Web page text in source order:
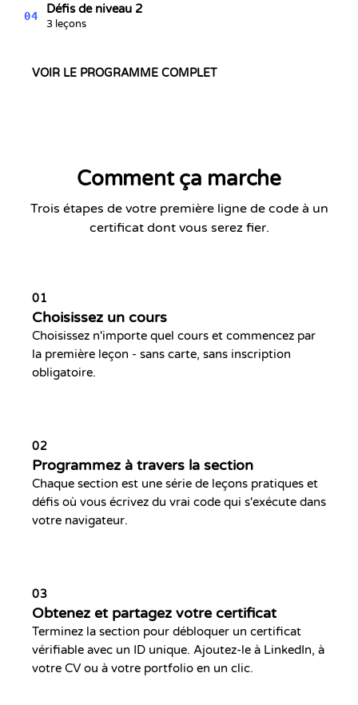
04
Défis de niveau 2
3 leçons
VOIR LE PROGRAMME COMPLET
Comment ça marche
Trois étapes de votre première ligne de code à un
certificat dont vous serez fier.
01
Choisissez un cours
Choisissez n'importe quel cours et commencez par
la première leçon - sans carte, sans inscription
obligatoire.
02
Programmez à travers la section
Chaque section est une série de leçons pratiques et
défis où vous écrivez du vrai code qui s'exécute dans
votre navigateur.
03
Obtenez et partagez votre certificat
Terminez la section pour débloquer un certificat
vérifiable avec un ID unique. Ajoutez-le à LinkedIn, à
votre CV ou à votre portfolio en un clic.